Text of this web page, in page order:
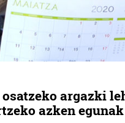
argazki
azken egunak